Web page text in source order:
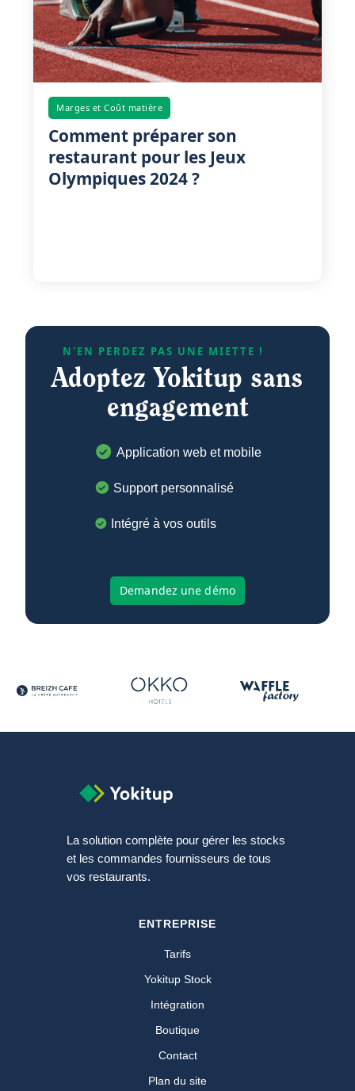
livraisons, qualités des produis. Les clés pour
Marges et Coût matière
Comment préparer son
restaurant pour les Jeux
Olympiques 2024 ?
Découvrez nos 10 conseils pour booster votre
CA durant les événements sportifs de l'été 2024.
N'EN PERDEZ PAS UNE MIETTE !
Adoptez Yokitup sans
engagement
Application web et mobile
Support personnalisé
Intégré à vos outils
Demandez une démo
La solution complète pour gérer les stocks
et les commandes fournisseurs de tous
vos restaurants.
ENTREPRISE
Tarifs
Yokitup Stock
Intégration
Boutique
Contact
Plan du site